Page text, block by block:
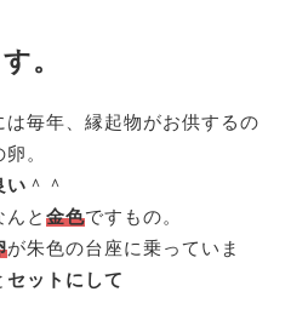
。
毎年、縁起物がお供するの
。
い ＾＾
んと金色ですもの。
が朱色の台座に乗っていま
セットにして